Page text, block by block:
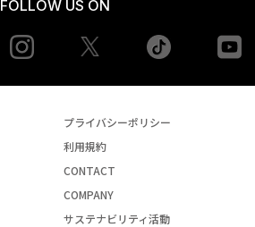
FOLLOW US ON
Instagram tiktok
プライバシーポリシー
利用規約
CONTACT
COMPANY
サステナビリティ活動